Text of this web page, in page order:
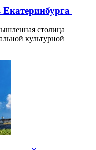
Екатеринбурга
столица
культурной